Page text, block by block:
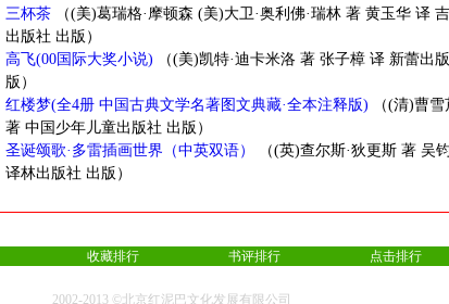
三杯茶 （(美)葛瑞格·摩顿森 (美)大卫·奥利佛·瑞林 著 黄玉华 译
出版社 出版）
高飞(00国际大奖小说) （(美)凯特·迪卡米洛 著 张子樟 译 新蕾出
版）
红楼梦(全4册 中国古典文学名著图文典藏·全本注释版) （(清)曹
著 中国少年儿童出版社 出版）
圣诞颂歌·多雷插画世界（中英双语）
（(英)查尔斯·狄更斯 著 吴
译林出版社 出版）
收藏排行 书评排行 点击排行
2002-2013 ©北京红泥巴文化发展有限公司